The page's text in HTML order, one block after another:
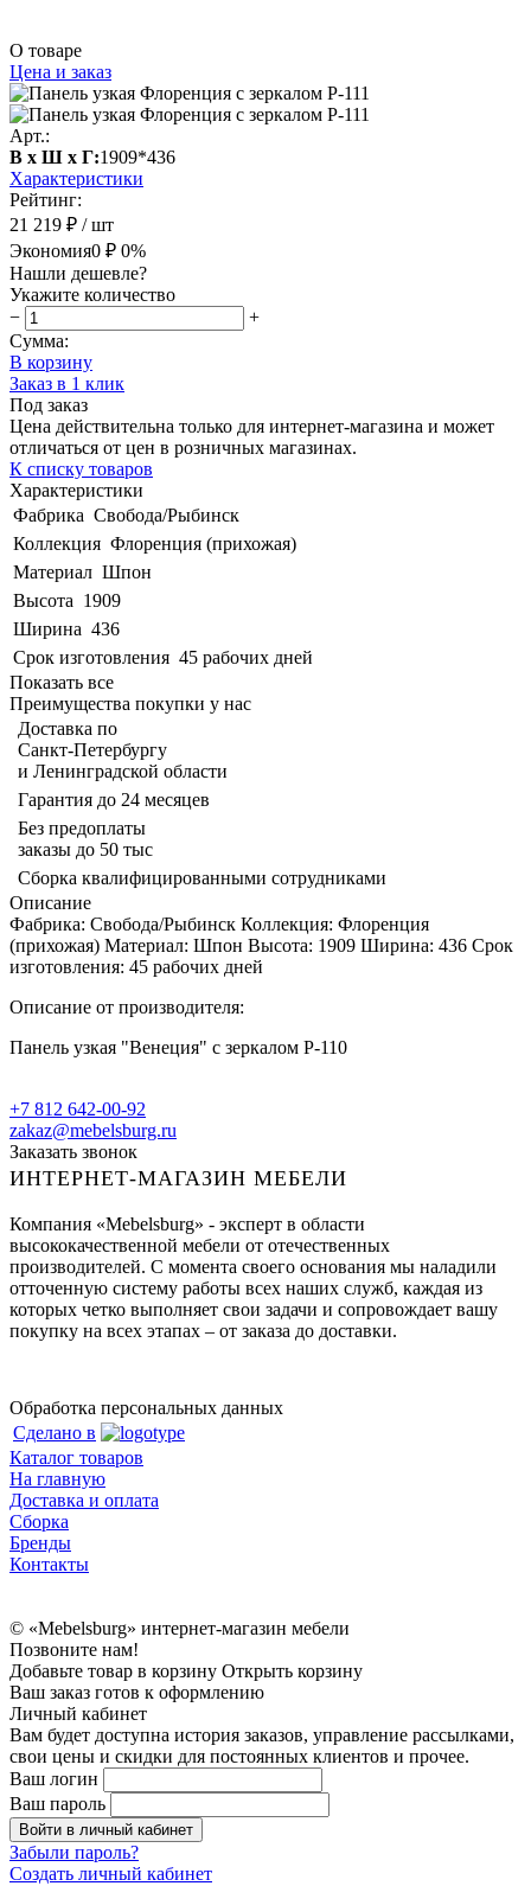
О товаре
Цена и заказ
Арт.:
В х Ш х Г:1909*436
Характеристики
Рейтинг:
21 219 ₽ / шт
Экономия0 ₽ 0%
Нашли дешевле?
Укажите количество
−
+
Сумма:
В корзину
Заказ в 1 клик
Под заказ
Цена действительна только для интернет-магазина и может
отличаться от цен в розничных магазинах.
К списку товаров
Характеристики
Фабрика Свобода/Рыбинск
Коллекция Флоренция (прихожая)
Материал Шпон
Высота 1909
Ширина 436
Срок изготовления 45 рабочих дней
Показать все
Преимущества покупки у нас
Доставка по
Санкт-Петербургу
и Ленинградской области
Гарантия до 24 месяцев
Без предоплаты
заказы до 50 тыс
Сборка квалифицированными сотрудниками
Описание
Фабрика: Свобода/Рыбинск Коллекция: Флоренция
(прихожая) Материал: Шпон Высота: 1909 Ширина: 436 Срок
изготовления: 45 рабочих дней
Описание от производителя:
Панель узкая "Венеция" с зеркалом Р-110
+7 812 642-00-92
zakaz@mebelsburg.ru
Заказать звонок
ИНТЕРНЕТ-МАГАЗИН МЕБЕЛИ
Компания «Mebelsburg» - эксперт в области
высококачественной мебели от отечественных
производителей. С момента своего основания мы наладили
отточенную систему работы всех наших служб, каждая из
которых четко выполняет свои задачи и сопровождает вашу
покупку на всех этапах – от заказа до доставки.
Обработка персональных данных
Сделано в
Каталог товаров
На главную
Доставка и оплата
Сборка
Бренды
Контакты
© «Mebelsburg» интернет-магазин мебели
Позвоните нам!
Добавьте товар в корзину Открыть корзину
Ваш заказ готов к оформлению
Личный кабинет
Вам будет доступна история заказов, управление рассылками,
свои цены и скидки для постоянных клиентов и прочее.
Ваш логин
Ваш пароль
Войти в личный кабинет
Забыли пароль?
Создать личный кабинет